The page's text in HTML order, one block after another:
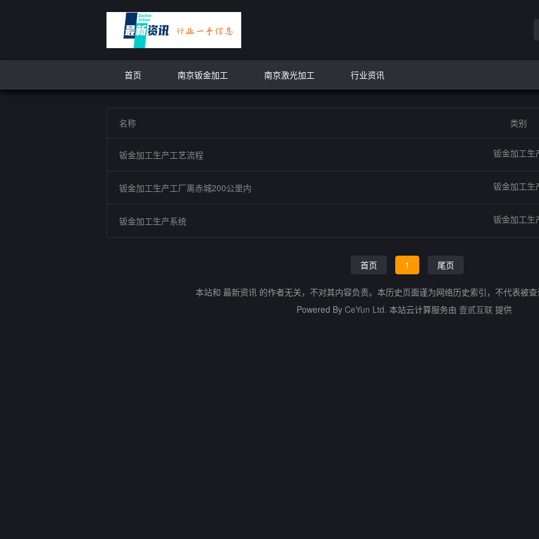
首页 南京钣金加工 南京激光加工 行业资讯
名称 类别
钣金加工生产工艺流程 钣金加工生
钣金加工生产工厂离赤城200公里内 钣金加工生
钣金加工生产系统 钣金加工生
首页 1 尾页
本站和 最新资讯 的作者无关，不对其内容负责。本历史页面谨为网络历史索引，不代表被查
Powered By CeYun Ltd. 本站云计算服务由 壹贰互联 提供